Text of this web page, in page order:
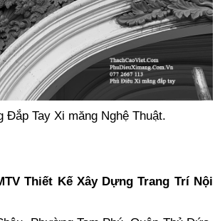
Đắp Tay Xi măng Nghệ Thuật.
Thiết Kế Xây Dựng Trang Trí Nội